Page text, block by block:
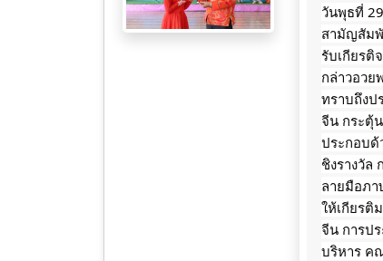
วันพุธที่
สามัญสัม
รับเกียรติ
กล่าวอวย
ทราบถึงป
จีน กระตุ้
ประกอบด้
ชิงรางวัล
ลายมือภา
ให้เกียรติ
จีน การป
บริหาร ค